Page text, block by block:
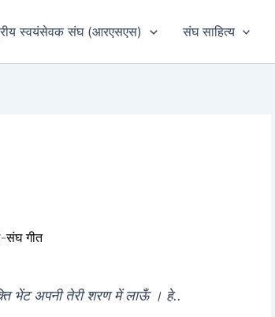
स्वयंसेवक संघ (आरएसएस) संघ साहित्य
संघ गीत
भेंट अपनी तेरी शरण में लाऊँ । हे..